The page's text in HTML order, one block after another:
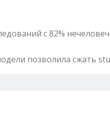
с 82%
позволила сжать